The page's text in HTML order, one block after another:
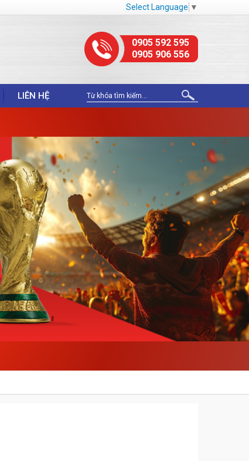
Select Language ▼
0905 592 595
0905 906 556
LIÊN HỆ